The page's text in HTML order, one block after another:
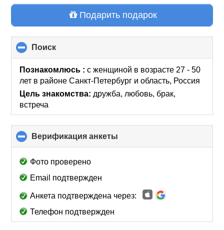
Подарить подарок
Поиск
to
collapse
contents
Познакомлюсь :с женщиной в возрасте 27 - 50
лет в районе Санкт-Петербург и область, Россия
Цель знакомства: дружба, любовь, брак,
встреча
Верификация анкеты
to
Фото проверено
Email подтвержден
Анкета подтверждена через:
Телефон подтвержден